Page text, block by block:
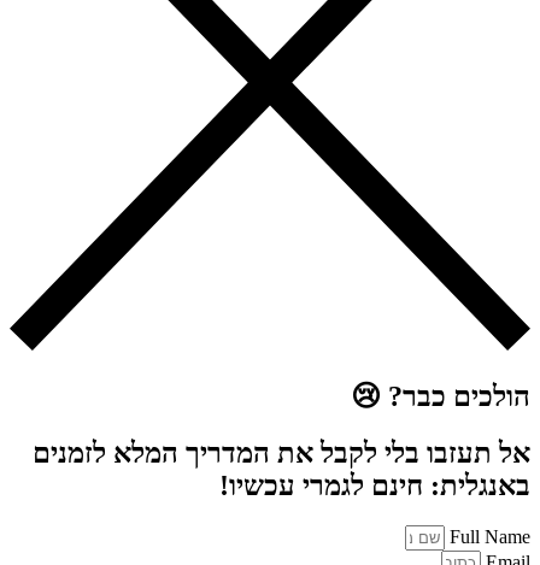
הולכים כבר? 😢
אל תעזבו בלי לקבל את המדריך המלא לזמנים
באנגלית: חינם לגמרי עכשיו!
Full Name